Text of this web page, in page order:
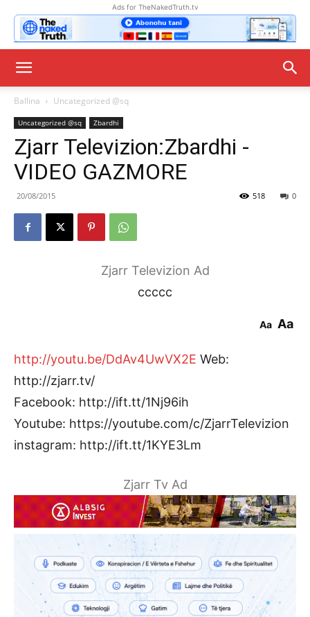
Ads for TheNakedTruth.tv
Ballina Uncategorized @sq
Uncategorized @sq Zbardhi
Zjarr Televizion:Zbardhi -
VIDEO GAZMORE
20/08/2015 0
518
Zjarr Televizion Ad
ccccc
Aa Aa
http://youtu.be/DdAv4UwVX2E Web:
http://zjarr.tv/
Facebook: http://ift.tt/1Nj96ih
Youtube: https://youtube.com/c/ZjarrTelevizion
instagram: http://ift.tt/1KYE3Lm
Zjarr Tv Ad